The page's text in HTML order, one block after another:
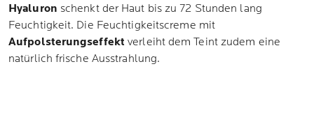
Hyaluron schenkt der Haut bis zu 72 Stunden lang
Feuchtigkeit. Die Feuchtigkeitscreme mit
Aufpolsterungseffekt verleiht dem Teint zudem eine
natürlich frische Ausstrahlung.